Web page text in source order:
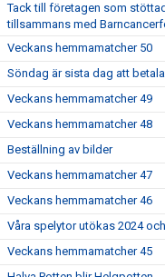
Tack till företagen som
tillsammans med
Veckans hemmamatcher 50
Söndag är sista dag att
Veckans hemmamatcher 49
Veckans hemmamatcher 48
Beställning av bilder
Veckans hemmamatcher 47
Veckans hemmamatcher 46
Våra spelytor utökas 2024
Veckans hemmamatcher 45